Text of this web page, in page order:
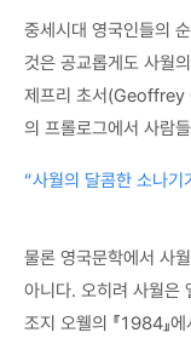
중세시대 영국인들의
것은 공교롭게도 사월
제프리 초서(Geoffrey
의 프롤로그에서 사람
“사월의 달콤한 소나
물론 영국문학에서 사
아니다. 오히려 사월은
조지 오웰의 『1984』